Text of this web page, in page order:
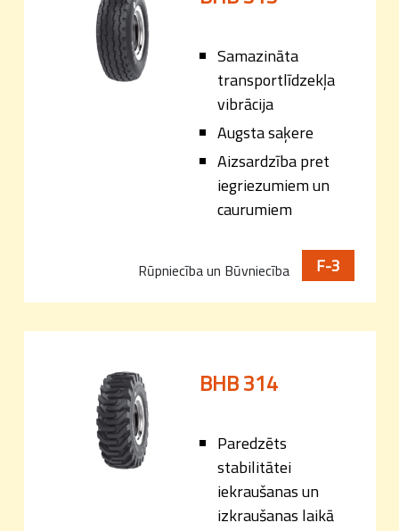
Samazināta
transportlīdzekļa
vibrācija
Augsta saķere
Aizsardzība pret
iegriezumiem un
caurumiem
Rūpniecība un Būvniecība F-3
BHB 314
Paredzēts
stabilitātei
iekraušanas un
izkraušanas laikā